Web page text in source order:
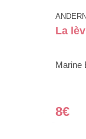
La
Marine
8€